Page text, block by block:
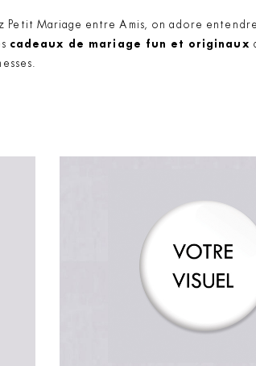
Mariage entre Amis, on adore
cadeaux de mariage fun et originaux